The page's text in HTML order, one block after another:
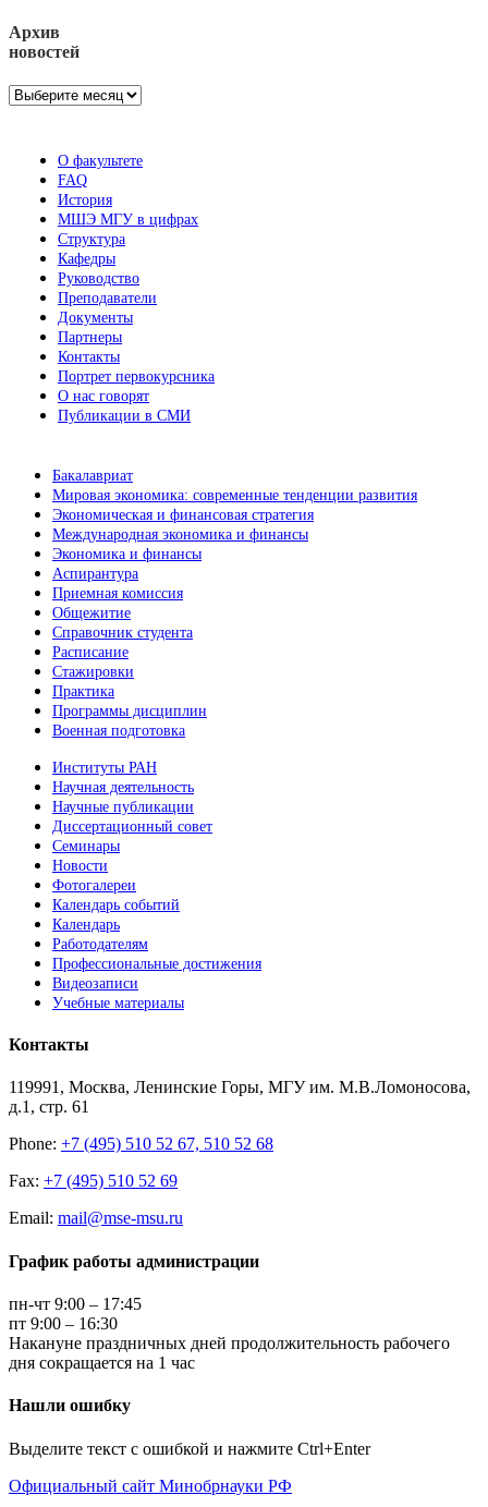
Архив
новостей
Архив
О факультете
FAQ
История
МШЭ МГУ в цифрах
Структура
Кафедры
Руководство
Преподаватели
Документы
Партнеры
Контакты
Портрет первокурсника
О нас говорят
Публикации в СМИ
Бакалавриат
Мировая экономика: современные тенденции развития
Экономическая и финансовая стратегия
Международная экономика и финансы
Экономика и финансы
Аспирантура
Приемная комиссия
Общежитие
Справочник студента
Расписание
Стажировки
Практика
Программы дисциплин
Военная подготовка
Институты РАН
Научная деятельность
Научные публикации
Диссертационный совет
Семинары
Новости
Фотогалереи
Календарь событий
Календарь
Работодателям
Профессиональные достижения
Видеозаписи
Учебные материалы
Контакты
119991, Москва, Ленинские Горы, МГУ им. М.В.Ломоносова,
д.1, стр. 61
Phone: +7 (495) 510 52 67, 510 52 68
Fax: +7 (495) 510 52 69
Email: mail@mse-msu.ru
График работы администрации
пн-чт 9:00 – 17:45
пт 9:00 – 16:30
Накануне праздничных дней продолжительность рабочего
дня сокращается на 1 час
Нашли ошибку
Выделите текст с ошибкой и нажмите Ctrl+Enter
Официальный сайт Минобрнауки РФ